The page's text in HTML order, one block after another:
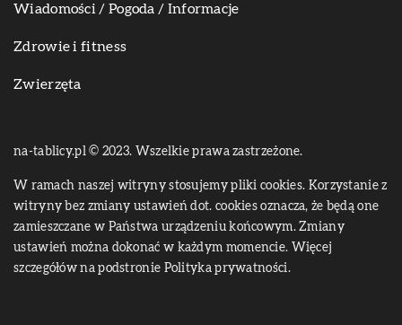
Wiadomości / Pogoda / Informacje
Zdrowie i fitness
Zwierzęta
na-tablicy.pl © 2023. Wszelkie prawa zastrzeżone.
W ramach naszej witryny stosujemy pliki cookies. Korzystanie z
witryny bez zmiany ustawień dot. cookies oznacza, że będą one
zamieszczane w Państwa urządzeniu końcowym. Zmiany
ustawień można dokonać w każdym momencie. Więcej
szczegółów na podstronie Polityka prywatności.